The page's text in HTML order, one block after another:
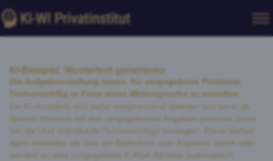
KI-Beispiel Mustertext generieren
Die Aufgabenstellung lautet, für vorgegebene Probleme
Textvorschläg in Form eines Widerspruchs zu erstellen
Ein KI-Assistent wird dafür entsprechend definiert und kann ab
diesem Moment mit den vorgegebenen Angaben jederzeit (rund
um die Uhr) individuelle Textvroschläge erzeugen. Diese stehen
dann entweder als Text am Bildschirm zum Kopieren bereit oder
werden an eine vorgegebene E-Mail-Adresse automatisch